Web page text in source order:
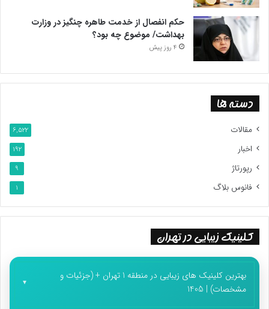
حکم انفصال از خدمت طاهره چنگیز در وزارت
بهداشت/ موضوع چه بود؟
4 روز پیش
دسته ها
مقالات 6,522
اخبار 192
رپورتاژ 9
فانوس بلاگ 1
کلینیک زیبایی در تهران
بهترین کلینیک های زیبایی در منطقه 1 تهران + (جزئیات و
مشخصات) | 1405